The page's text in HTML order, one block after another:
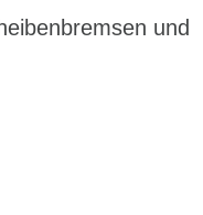
und